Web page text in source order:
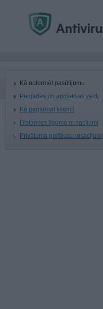
Kā noformēt pasūtījumu
Piegādes un apmaksas veidi
Kā pagarināt licenci
Distances līguma nosacījumi
Privātuma politikas nosacījumi